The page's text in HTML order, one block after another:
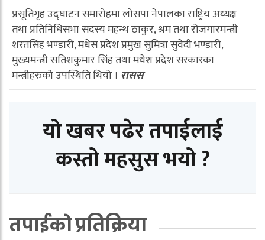
प्रसूतिगृह उद्घाटन समारोहमा लोसपा नेपालका राष्ट्रिय अध्यक्ष
तथा प्रतिनिधिसभा सदस्य महन्थ ठाकुर, श्रम तथा रोजगारमन्त्री
शरतसिंह भण्डारी, मधेस प्रदेश प्रमुख सुमित्रा सुवेदी भण्डारी,
मुख्यमन्त्री सतिशकुमार सिंह तथा मधेश प्रदेश सरकारका
मन्त्रीहरुको उपस्थिति थियो । रासस
यो खबर पढेर तपाईलाई
कस्तो महसुस भयो ?
तपाईको प्रतिक्रिया